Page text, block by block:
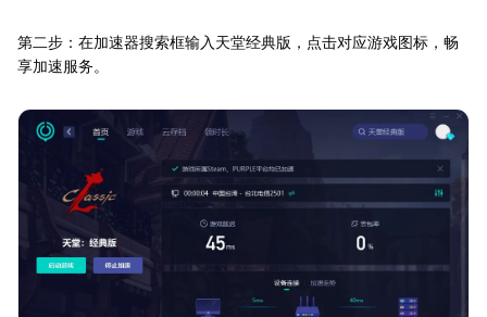
第二步：在加速器搜索框输入天堂经典版，点击对应游戏图标，畅
享加速服务。